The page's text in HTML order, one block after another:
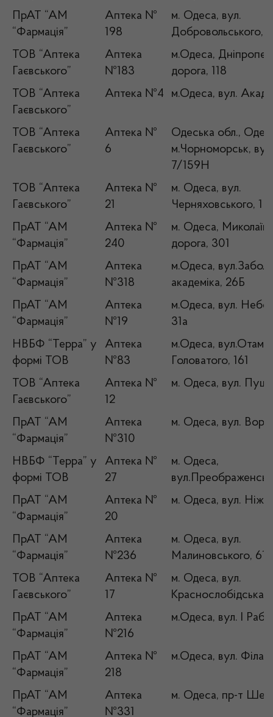
ПрАТ “АМ
“Фармація”
Аптека №
198
м. Одеса, вул.
Добровольського,
ТОВ “Аптека
Гаєвського”
Аптека
№183
м.Одеса,
дорога, 118
ТОВ “Аптека
Гаєвського”
Аптека №4 м.Одеса, вул.
ТОВ “Аптека
Гаєвського”
Аптека №
6
Одеська обл.,
м.Чорноморськ,
7/159Н
ТОВ “Аптека
Гаєвського”
Аптека №
21
м. Одеса, вул.
Черняховського, 1
ПрАТ “АМ
“Фармація”
Аптека №
240
м. Одеса,
дорога, 301
ПрАТ “АМ
“Фармація”
Аптека
№318
м.Одеса,
академіка, 26Б
ПрАТ “АМ
“Фармація”
Аптека
№19
м.Одеса, вул.
31а
НВБФ “Терра” у
формі ТОВ
Аптека
№83
м.Одеса,
Головатого, 161
ТОВ “Аптека
Гаєвського”
Аптека №
12
м. Одеса, вул.
ПрАТ “АМ
“Фармація”
Аптека
№310
м. Одеса, вул.
НВБФ “Терра” у
формі ТОВ
Аптека №
27
м. Одеса,
ПрАТ “АМ
“Фармація”
Аптека №
20
м. Одеса, вул.
ПрАТ “АМ
“Фармація”
Аптека
№236
м. Одеса, вул.
Малиновського,
ТОВ “Аптека
Гаєвського”
Аптека №
17
м. Одеса, вул.
Краснослобідська,
ПрАТ “АМ
“Фармація”
Аптека
№216
м.Одеса, вул. І
ПрАТ “АМ
“Фармація”
Аптека №
218
м.Одеса, вул.
ПрАТ “АМ
“Фармація”
Аптека
№331
м. Одеса, пр-т